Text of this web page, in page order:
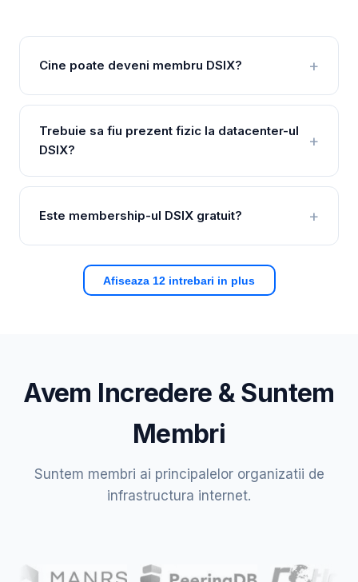
Cine poate deveni membru DSIX?
Trebuie sa fiu prezent fizic la datacenter-ul
DSIX?
Este membership-ul DSIX gratuit?
Afiseaza 12 intrebari in plus
Avem Incredere & Suntem
Membri
Suntem membri ai principalelor organizatii de
infrastructura internet.